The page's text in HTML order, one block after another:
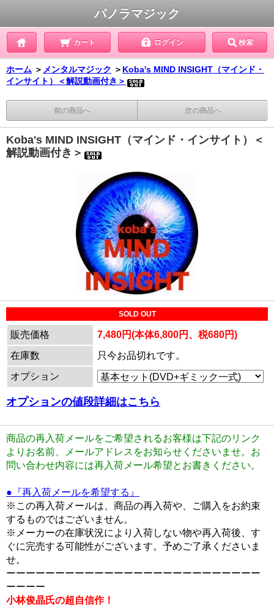
パノラマジック
カート ログイン 検索
ホーム ＞ メンタルマジック ＞ Koba's MIND INSIGHT（マインド・
インサイト）＜解説動画付き＞
前の商品へ 次の商品へ
Koba's MIND INSIGHT（マインド・インサイト）＜
解説動画付き＞
SOLD OUT
販売価格
7,480円(本体6,800円、税680円)
在庫数
只今お品切れです。
オプション
オプションの値段詳細はこちら
商品の再入荷メールをご希望されるお客様は下記のリンク
よりお名前、メールアドレスをお知らせくださいませ。お
問い合わせ内容には再入荷メール希望とお書きください。
●『再入荷メールを希望する』
※この再入荷メールは、商品の再入荷や、ご購入をお約束
するものではございません。
※メーカーの在庫状況により入荷しない物や再入荷後、す
ぐに完売する可能性がございます。予めご了承くださいま
せ。
ーーーーーーーーーーーーーーーーーーーーーーーーーー
ーーーー
小林俊晶氏の超自信作！